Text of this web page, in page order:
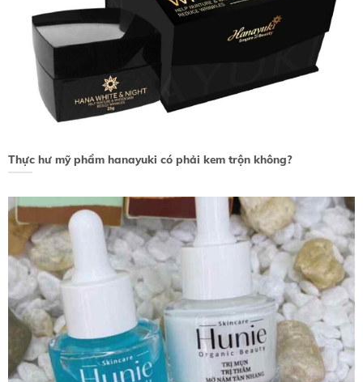
Thực hư mỹ phẩm hanayuki có phải kem trộn không?